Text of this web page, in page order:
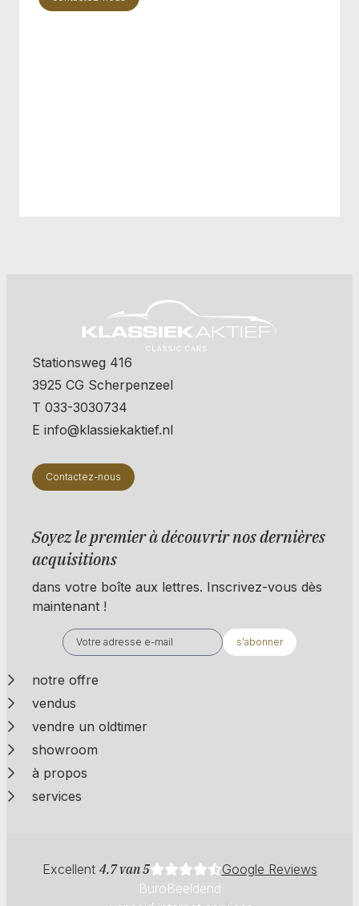
Stationsweg 416
3925 CG Scherpenzeel
T 033-3030734
E info@klassiekaktief.nl
Contactez-nous
Soyez le premier à découvrir nos dernières
acquisitions
dans votre boîte aux lettres. Inscrivez-vous dès
maintenant !
s'abonner
notre offre
vendus
vendre un oldtimer
showroom
à propos
services
Excellent 4.7 van 5
Google Reviews
BuroBeeldend